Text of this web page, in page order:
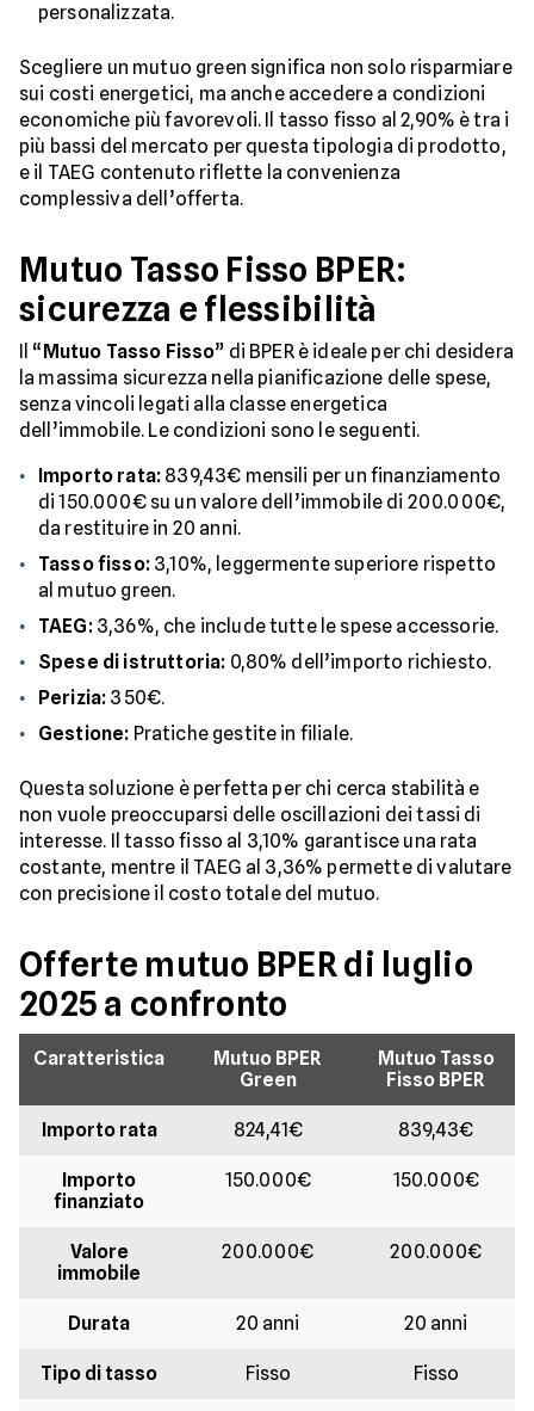
personalizzata.
Scegliere un mutuo green significa non solo risparmiare
sui costi energetici, ma anche accedere a condizioni
economiche più favorevoli. Il tasso fisso al 2,90% è tra i
più bassi del mercato per questa tipologia di prodotto,
e il TAEG contenuto riflette la convenienza
complessiva dell’offerta.
Mutuo Tasso Fisso BPER:
sicurezza e flessibilità
Il “ Mutuo Tasso Fisso” di BPER è ideale per chi desidera
la massima sicurezza nella pianificazione delle spese,
senza vincoli legati alla classe energetica
dell’immobile. Le condizioni sono le seguenti.
Importo rata: 839,43€ mensili per un finanziamento
di 150.000€ su un valore dell’immobile di 200.000€,
da restituire in 20 anni.
Tasso fisso:3,10%, leggermente superiore rispetto
al mutuo green.
TAEG:3,36%, che include tutte le spese accessorie.
Spese di istruttoria: 0,80% dell’importo richiesto.
Perizia: 350€.
Gestione: Pratiche gestite in filiale.
Questa soluzione è perfetta per chi cerca stabilità e
non vuole preoccuparsi delle oscillazioni dei tassi di
interesse. Il tasso fisso al 3,10% garantisce una rata
costante, mentre il TAEG al 3,36% permette di valutare
con precisione il costo totale del mutuo.
Offerte mutuo BPER di luglio
2025 a confronto
Caratteristica
Mutuo BPER
Green
Mutuo Tasso
Fisso BPER
Importo rata 824,41€ 839,43€
Importo
finanziato
150.000€ 150.000€
Valore
immobile
200.000€ 200.000€
Durata 20 anni 20 anni
Tipo di tasso Fisso Fisso